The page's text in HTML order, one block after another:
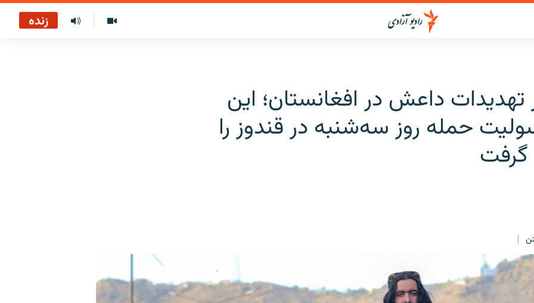
زنده
تهدیدات داعش در افغانستان؛ این
حمله روز سه‌شنبه در قندوز را
گرفت